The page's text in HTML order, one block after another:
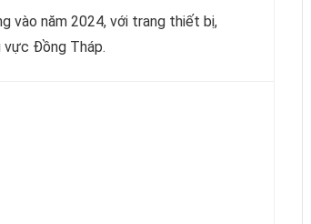
vào năm 2024, với trang thiết bị,
vực Đồng Tháp.